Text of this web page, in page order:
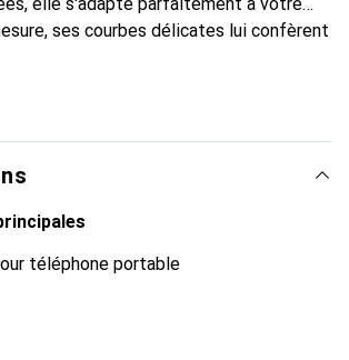
ses courbes délicates lui confèrent
pour votre smartphone. Reconnaître
un choix sûr pour une clientèle
téléphone portable